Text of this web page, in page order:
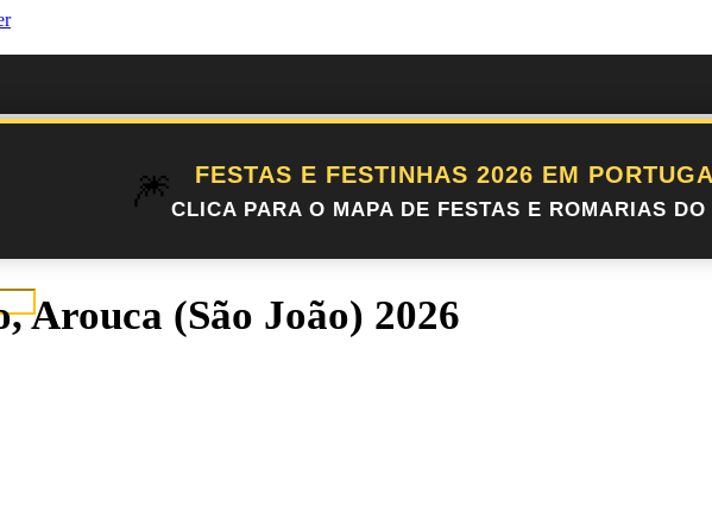
🎆 FESTAS E FESTINHAS 2026 EM
CLICA PARA O MAPA DE FESTAS E ROMARIAS DO
Arouca (São João) 2026